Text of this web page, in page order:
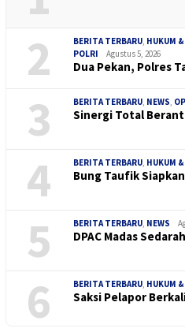
2 BERITA TERBARU, HUKUM
POLRI
Agustus 5, 2026
Dua Pekan, Polres
3 BERITA TERBARU, NEWS,
Sinergi Total
4 BERITA TERBARU, HUKUM
Bung Taufik
5 BERITA TERBARU, NEWS
DPAC Madas
6 BERITA TERBARU, HUKUM
Saksi Pelapor